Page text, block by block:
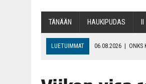
TÄNÄÄN HAU­KI­PU­DAS
LUETUIMMAT 06.08.2026 | ONKS
06.08.2026 OPIN­TOI­HIN